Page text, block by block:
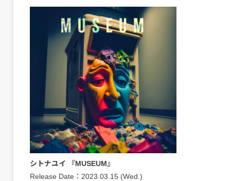
シトナユイ 『MUSEUM』
Release Date：2023.03.15 (Wed.)